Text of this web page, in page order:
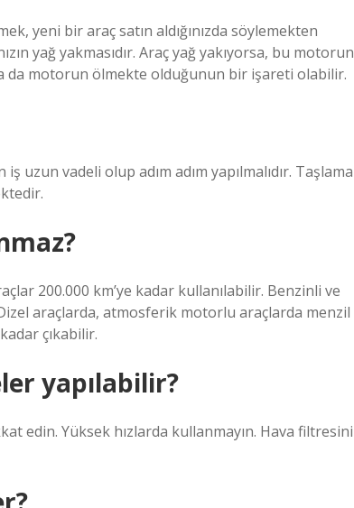
yeni bir araç satın aldığınızda söylemekten
yağ yakmasıdır. Araç yağ yakıyorsa, bu motorun
da motorun ölmekte olduğunun bir işareti olabilir.
vadeli olup adım adım yapılmalıdır. Taşlama
200.000 km’ye kadar kullanılabilir. Benzinli ve
araçlarda, atmosferik motorlu araçlarda menzil
çıkabilir.
yapılabilir?
edin. Yüksek hızlarda kullanmayın. Hava filtresini